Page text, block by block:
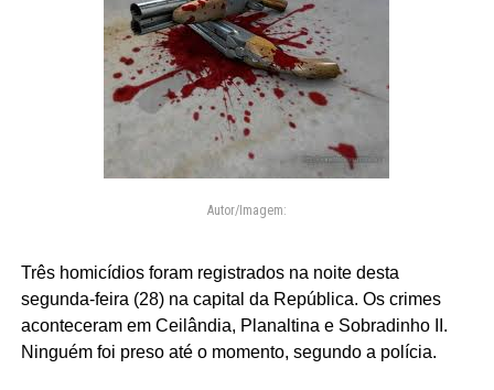
Autor/Imagem:
Três homicídios foram registrados na noite desta
segunda-feira (28) na capital da República. Os crimes
aconteceram em Ceilândia, Planaltina e Sobradinho II.
Ninguém foi preso até o momento, segundo a polícia.